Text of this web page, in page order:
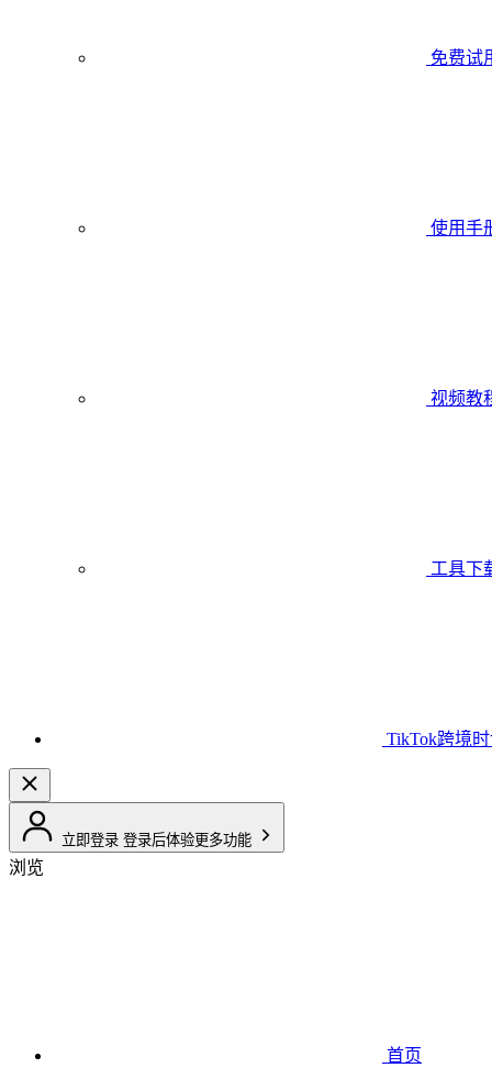
免费试
使用手
视频教
工具下
TikTok跨境
立即登录 登录后体验更多功能
浏览
首页